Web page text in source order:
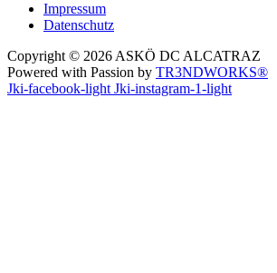
Impressum
Datenschutz
Copyright © 2026 ASKÖ DC ALCATRAZ
Powered with Passion by TR3NDWORKS®
Jki-facebook-light Jki-instagram-1-light